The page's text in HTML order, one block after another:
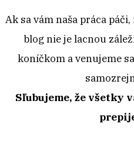
Ak sa vám naša práca
blog nie je lacnou
koníčkom a venujeme
Sľubujeme, že všetky